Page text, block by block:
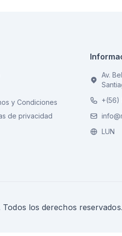
y Condiciones
de privacidad
Av.
+(56)
LUN
los derechos reservados.